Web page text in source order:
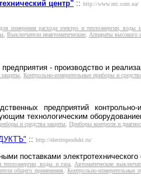
центр" :: http://www.ntc.com.ua/
измерения расхода электро и теплоэнергии, воды и
, Выключатели неавтоматические, Аппараты высокого
- производство и
защиты Контрольно-измерительные приборы и
предприятий
технологическим
и средства защиты Приборы контроля и
:: http://electroprodukt.ru/
поставками электротехнического
воды и газа Автоматические
общего применения ,Контрольно-измерительные